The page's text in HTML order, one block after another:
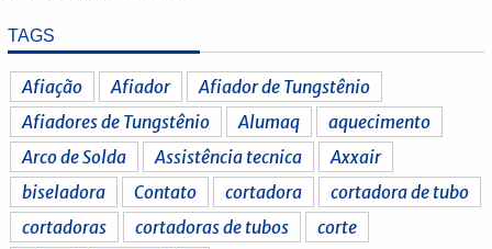
TAGS
Afiação Afiador
Afiador de Tungstênio
Afiadores de Tungstênio
Alumaq
aquecimento
Arco de Solda
Assistência tecnica
Axxair
biseladora
Contato cortadora
cortadora de tubo
cortadoras
cortadoras de tubos
corte